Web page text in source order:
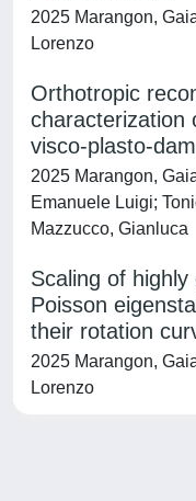
2025 Marangon,
Lorenzo
Orthotropic
characterization
visco-plasto-
2025 Marangon,
Emanuele Luigi;
Mazzucco, Gianluca
Scaling of
Poisson
their rotation
2025 Marangon,
Lorenzo